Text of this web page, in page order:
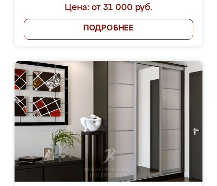
Цена: от 31 000 руб.
ПОДРОБНЕЕ